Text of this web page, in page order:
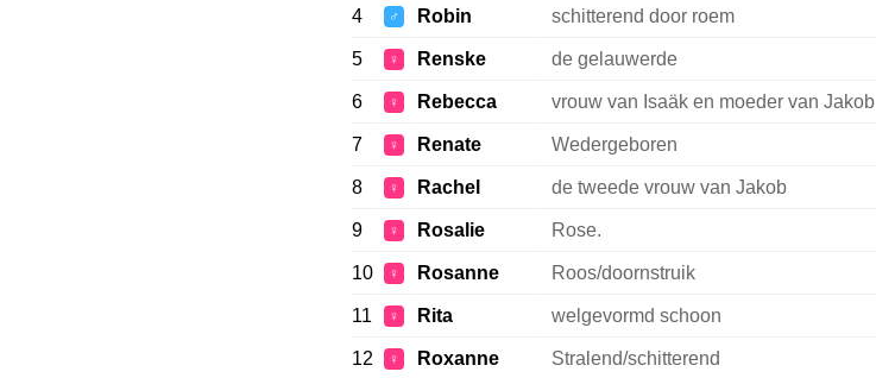
4 ♂ Robin schitterend door roem
5 ♀ Renske de gelauwerde
6 ♀ Rebecca vrouw van Isaäk en moeder van Jakob
7 ♀ Renate Wedergeboren
8 ♀ Rachel de tweede vrouw van Jakob
9 ♀ Rosalie Rose.
10 ♀ Rosanne Roos/doornstruik
11 ♀ Rita welgevormd schoon
12 ♀ Roxanne Stralend/schitterend